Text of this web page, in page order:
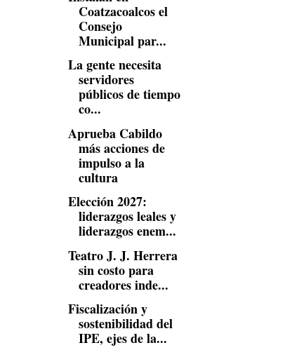
Coatzacoalcos el
Consejo
Municipal par...
La gente necesita
servidores
públicos de tiempo
co...
Aprueba Cabildo
más acciones de
impulso a la
cultura
Elección 2027:
liderazgos leales y
liderazgos enem...
Teatro J. J. Herrera
sin costo para
creadores inde...
Fiscalización y
sostenibilidad del
IPE, ejes de la...